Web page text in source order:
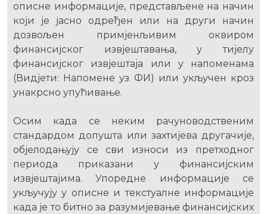
описне информације, представљене на начин
који је јасно одређен или на други начин
дозвољен примјенљивим оквиром
финансијског извјештавања, у тијелу
финансијског извјештаја или у напоменама
(Видјети: Напомене уз ФИ) или укључен кроз
унакрсно упућивање.
Осим када се неким рачуноводственим
стандардом допушта или захтијева другачије,
објелодањују се сви износи из претходног
периода приказани у финансијским
извјештајима. Упоредне информације се
укључују у описне и текстуалне информације
када је то битно за разумијевање финансијских